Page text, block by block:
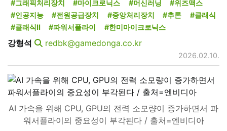
#그래픽처리장치
#마이크로닉스 #머신러닝
#위즈맥스
#인공지능
#전원공급장치 #중앙처리장치 #추론
#클래식
#클래식II
#파워서플라이 #한미마이크로닉스
강형석 redbk@gamedonga.co.kr
2026.02.10.
AI 가속을 위해 CPU, GPU의 전력 소모량이 증가하면서 파
워서플라이의 중요성이 부각된다 / 출처=엔비디아